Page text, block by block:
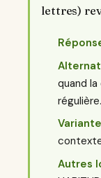
lettres)
quand
régulière.
Autres